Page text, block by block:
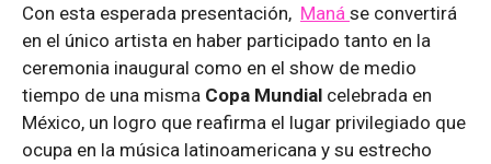
Con esta esperada presentación, Maná se convertirá
en el único artista en haber participado tanto en la
ceremonia inaugural como en el show de medio
tiempo de una misma Copa Mundial celebrada en
México, un logro que reafirma el lugar privilegiado que
ocupa en la música latinoamericana y su estrecho